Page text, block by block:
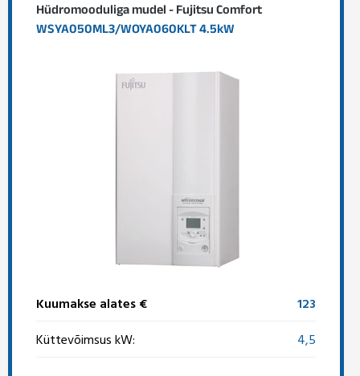
Hüdromooduliga mudel - Fujitsu Comfort
WSYA050ML3/WOYA060KLT 4.5kW
Kuumakse alates €
123
Küttevõimsus kW:
4,5